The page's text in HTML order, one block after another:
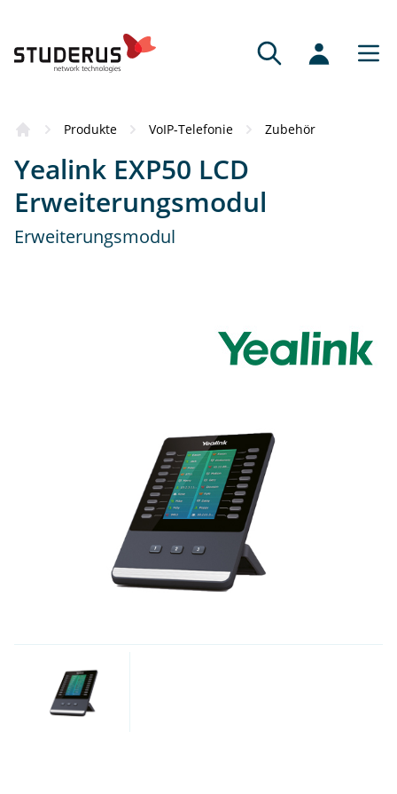
Produkte VoIP-Telefonie Zubehör
Yealink EXP50 LCD
Erweiterungsmodul
Erweiterungsmodul